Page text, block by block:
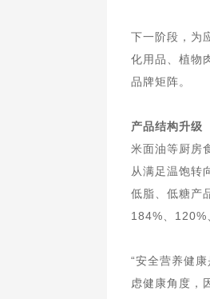
下一阶段，为
化用品、植物
品牌矩阵。
产品结构升级
米面油等厨房
从满足温饱转
低脂、低糖产
184%、120%
“安全营养健
虑健康角度，